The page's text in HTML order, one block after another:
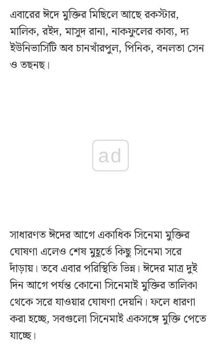
এবারের ঈদে মুক্তির মিছিলে আছে রকস্টার,
মালিক, রইদ, মাসুদ রানা, নাকফুলের কাব্য, দ্য
ইউনিভার্সিটি অব চানখাঁরপুল, পিনিক, বনলতা সেন
ও তছনছ।
ad
সাধারণত ঈদের আগে একাধিক সিনেমা মুক্তির
ঘোষণা এলেও শেষ মুহূর্তে কিছু সিনেমা সরে
দাঁড়ায়। তবে এবার পরিস্থিতি ভিন্ন। ঈদের মাত্র দুই
দিন আগে পর্যন্ত কোনো সিনেমাই মুক্তির তালিকা
থেকে সরে যাওয়ার ঘোষণা দেয়নি। ফলে ধারণা
করা হচ্ছে, সবগুলো সিনেমাই একসঙ্গে মুক্তি পেতে
যাচ্ছে।